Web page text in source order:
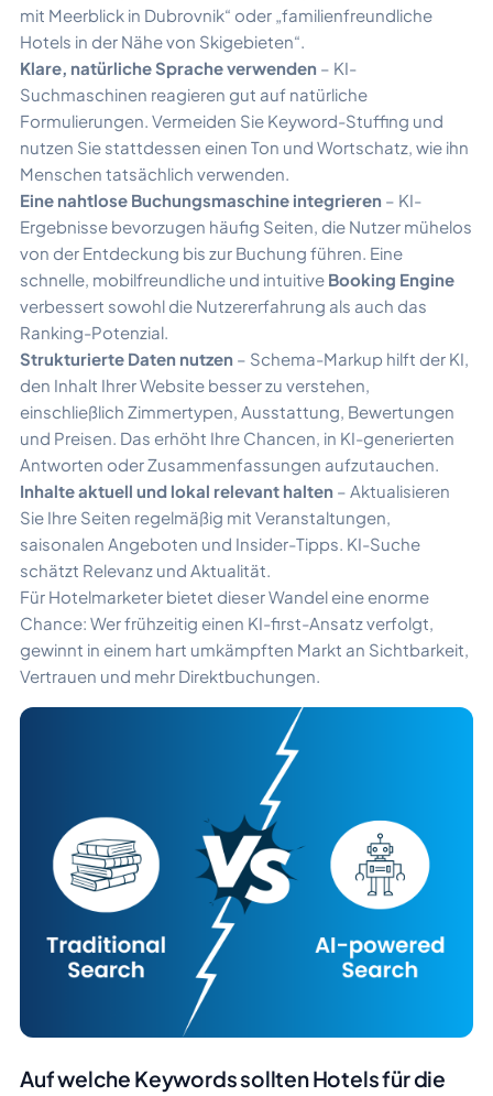
mit Meerblick in Dubrovnik“ oder „familienfreundliche
Hotels in der Nähe von Skigebieten“.
Klare, natürliche Sprache verwenden – KI-
Suchmaschinen reagieren gut auf natürliche
Formulierungen. Vermeiden Sie Keyword-Stuffing und
nutzen Sie stattdessen einen Ton und Wortschatz, wie ihn
Menschen tatsächlich verwenden.
Eine nahtlose Buchungsmaschine integrieren – KI-
Ergebnisse bevorzugen häufig Seiten, die Nutzer mühelos
von der Entdeckung bis zur Buchung führen. Eine
schnelle, mobilfreundliche und intuitive Booking Engine
verbessert sowohl die Nutzererfahrung als auch das
Ranking-Potenzial.
Strukturierte Daten nutzen – Schema-Markup hilft der KI,
den Inhalt Ihrer Website besser zu verstehen,
einschließlich Zimmertypen, Ausstattung, Bewertungen
und Preisen. Das erhöht Ihre Chancen, in KI-generierten
Antworten oder Zusammenfassungen aufzutauchen.
Inhalte aktuell und lokal relevant halten – Aktualisieren
Sie Ihre Seiten regelmäßig mit Veranstaltungen,
saisonalen Angeboten und Insider-Tipps. KI-Suche
schätzt Relevanz und Aktualität.
Für Hotelmarketer bietet dieser Wandel eine enorme
Chance: Wer frühzeitig einen KI-first-Ansatz verfolgt,
gewinnt in einem hart umkämpften Markt an Sichtbarkeit,
Vertrauen und mehr Direktbuchungen.
Auf welche Keywords sollten Hotels für die